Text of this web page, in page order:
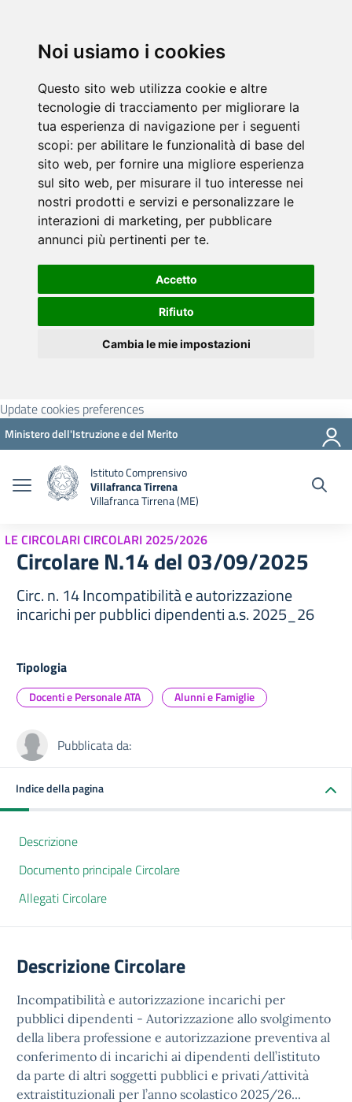
Noi usiamo i cookies
Questo sito web utilizza cookie e altre
tecnologie di tracciamento per migliorare la
tua esperienza di navigazione per i seguenti
scopi: per abilitare le funzionalità di base del
sito web, per fornire una migliore esperienza
sul sito web, per misurare il tuo interesse nei
nostri prodotti e servizi e personalizzare le
interazioni di marketing, per pubblicare
annunci più pertinenti per te.
Accetto
Rifiuto
Cambia le mie impostazioni
Update cookies preferences
Ministero dell'Istruzione e del Merito
Istituto Comprensivo
Villafranca Tirrena
Villafranca Tirrena (ME)
LE CIRCOLARI CIRCOLARI 2025/2026
Circolare N.14 del 03/09/2025
Circ. n. 14 Incompatibilità e autorizzazione
incarichi per pubblici dipendenti a.s. 2025_26
Tipologia
Docenti e Personale ATA Alunni e Famiglie
Pubblicata da:
Indice della pagina
Descrizione
Documento principale Circolare
Allegati Circolare
Descrizione Circolare
Incompatibilità e autorizzazione incarichi per
pubblici dipendenti - Autorizzazione allo svolgimento
della libera professione e autorizzazione preventiva al
conferimento di incarichi ai dipendenti dell’istituto
da parte di altri soggetti pubblici e privati/attività
extraistituzionali per l’anno scolastico 2025/26...